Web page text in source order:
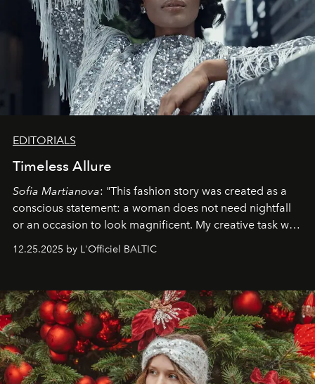
EDITORIALS
Timeless Allure
Sofia Martianova: "This fashion story was created as a
conscious statement: a woman does not need nightfall
or an occasion to look magnificent. My creative task was
that lives freely, confidently, and without permission. I
elegance is not hidden by darkness but revealed
through clarity, movement, and presence."
12.25.2025 by L'Officiel BALTIC